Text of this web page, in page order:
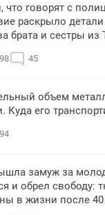
что говорят с
раскрыло детали
брата и сестры
45
объем
Куда его
замуж за
и обрел
в жизни после 40